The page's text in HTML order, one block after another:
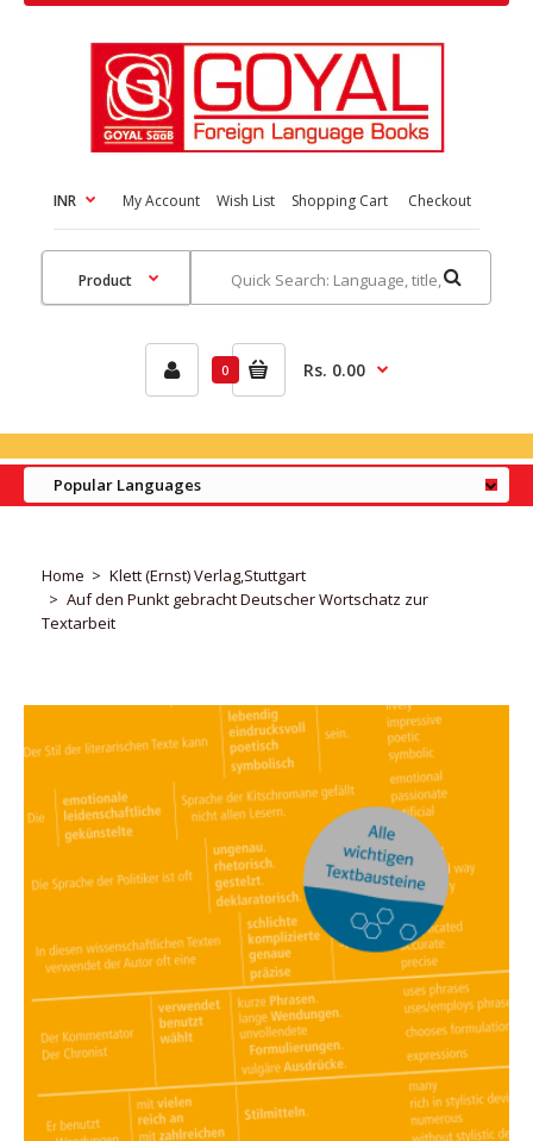
INR My Account Wish List Shopping Cart Checkout
0 Rs. 0.00
Popular Languages
Home
Klett (Ernst) Verlag,Stuttgart
Auf den Punkt gebracht Deutscher Wortschatz zur
Textarbeit